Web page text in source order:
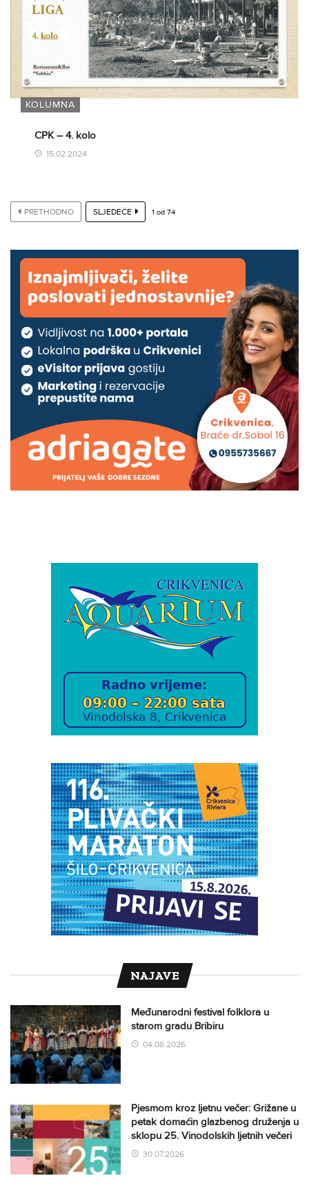
KOLUMNA
CPK – 4. kolo
15.02.2024
PRETHODNO SLJEDEĆE 1 od 74
NAJAVE
Međunarodni festival folklora u
starom gradu Bribiru
04.08.2026
Pjesmom kroz ljetnu večer: Grižane u
petak domaćin glazbenog druženja u
sklopu 25. Vinodolskih ljetnih večeri
30.07.2026